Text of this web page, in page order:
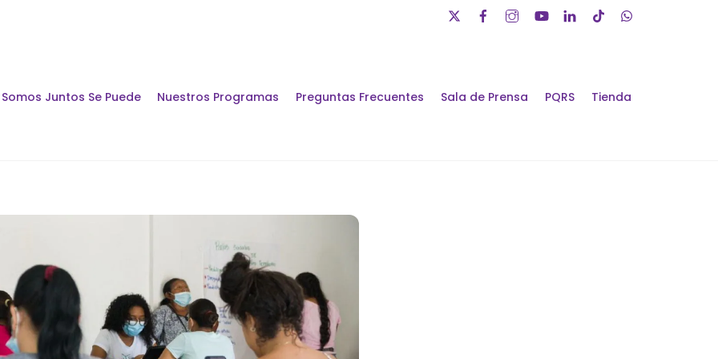
Somos Juntos Se Puede Nuestros Programas Preguntas Frecuentes Sala de Prensa PQRS Tienda